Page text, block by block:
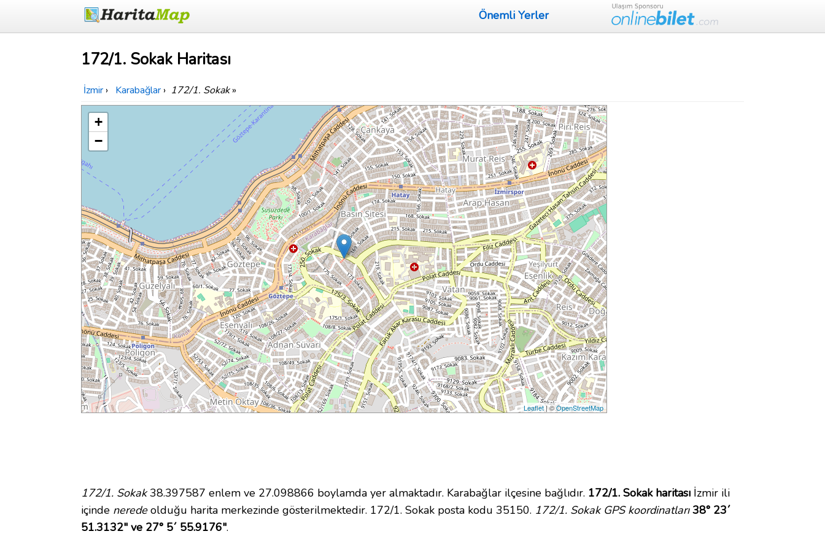
Önemli Yerler
172/1. Sokak Haritası
İzmir › Karabağlar › 172/1. Sokak»
+
−
Leaflet| ©OpenStreetMap
172/1. Sokak38.397587 enlem ve 27.098866 boylamda yer almaktadır. Karabağlar ilçesine bağlıdır. 172/1. Sokak haritası İzmir ili
içinde neredeolduğu harita merkezinde gösterilmektedir. 172/1. Sokak posta kodu 35150. 172/1. Sokak GPS koordinatları 38° 23´
51.3132" ve 27° 5´ 55.9176".